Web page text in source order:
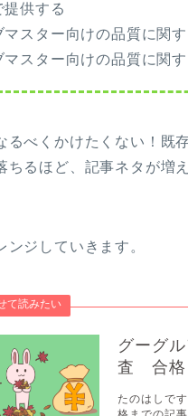
提供する
マスター向けの品質に関
マスター向けの品質に関
るべくかけたくない！既
ちるほど、記事ネタが増
ンジしていきます。
グーグ
査 合格
たのはしで